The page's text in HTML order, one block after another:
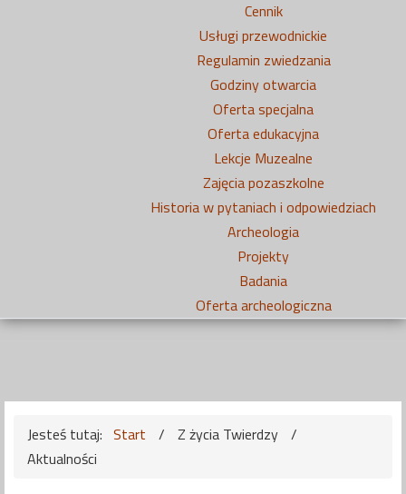
Cennik
Usługi przewodnickie
Regulamin zwiedzania
Godziny otwarcia
Oferta specjalna
Oferta edukacyjna
Lekcje Muzealne
Zajęcia pozaszkolne
Historia w pytaniach i odpowiedziach
Archeologia
Projekty
Badania
Oferta archeologiczna
Jesteś tutaj: Start / Z życia Twierdzy /
Aktualności